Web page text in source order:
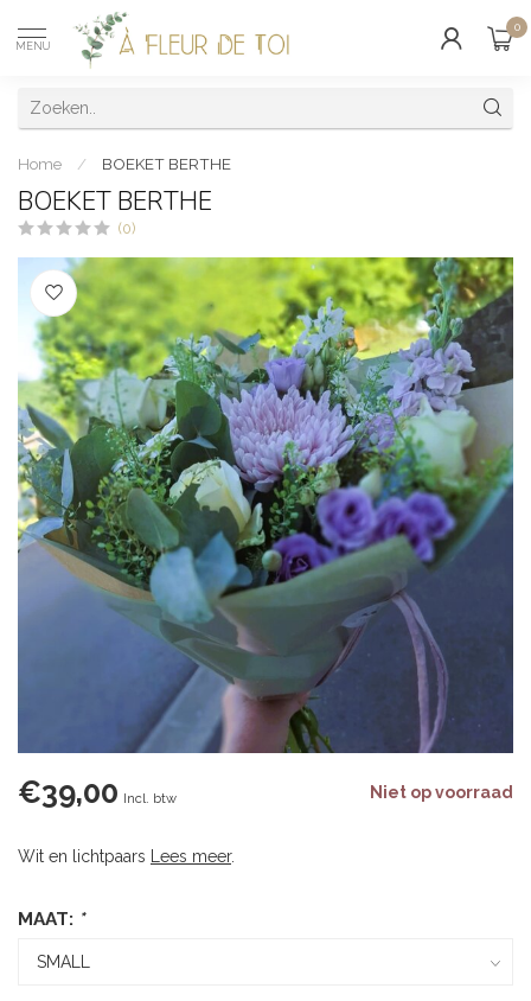
MENU
0
Home / BOEKET BERTHE
BOEKET BERTHE
(0)
€39,00 Incl. btw Niet op voorraad
Wit en lichtpaars Lees meer.
MAAT: *